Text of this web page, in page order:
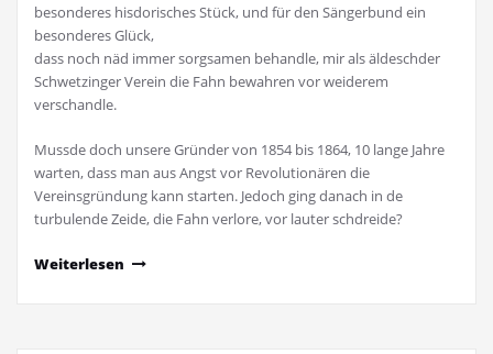
besonderes hisdorisches Stück, und für den Sängerbund ein
besonderes Glück,
dass noch näd immer sorgsamen behandle, mir als äldeschder
Schwetzinger Verein die Fahn bewahren vor weiderem
verschandle.
Mussde doch unsere Gründer von 1854 bis 1864, 10 lange Jahre
warten, dass man aus Angst vor Revolutionären die
Vereinsgründung kann starten. Jedoch ging danach in de
turbulende Zeide, die Fahn verlore, vor lauter schdreide?
Weiterlesen